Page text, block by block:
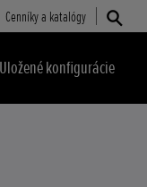
Cenníky a katalógy
Uložené konfigurácie